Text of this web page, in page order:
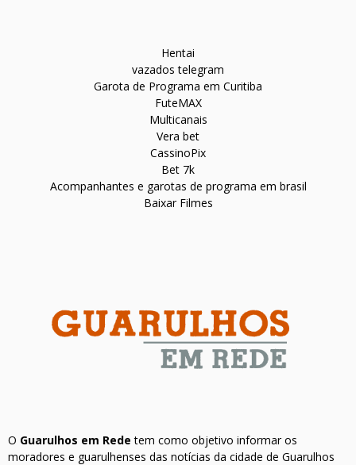
Hentai
vazados telegram
Garota de Programa em Curitiba
FuteMAX
Multicanais
Vera bet
CassinoPix
Bet 7k
Acompanhantes e garotas de programa em brasil
Baixar Filmes
O Guarulhos em Rede tem como objetivo informar os
moradores e guarulhenses das notícias da cidade de Guarulhos